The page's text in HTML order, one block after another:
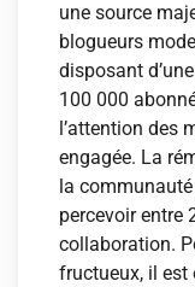
une source
blogueurs
disposant
100 000
l’attention des
engagée. La
la
percevoir entre
collaboration.
fructueux, il est